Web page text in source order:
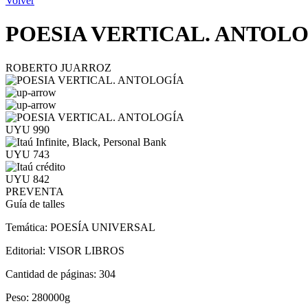
POESIA VERTICAL.
ROBERTO JUARROZ
UYU 990
UYU 743
UYU 842
PREVENTA
Guía de talles
Temática: POESÍA UNIVERSAL
Editorial: VISOR LIBROS
Cantidad de páginas: 304
Peso: 280000g